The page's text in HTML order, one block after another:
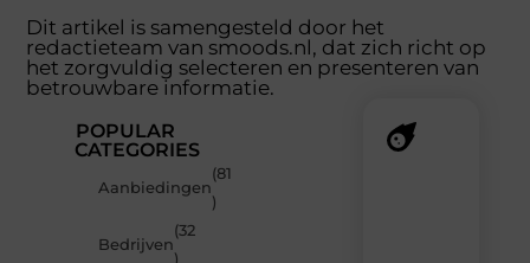
Dit artikel is samengesteld door het
redactieteam van smoods.nl, dat zich richt op
het zorgvuldig selecteren en presenteren van
betrouwbare informatie.
POPULAR
CATEGORIES
Aanbiedingen
(81
)
Bedrijven
(32
)